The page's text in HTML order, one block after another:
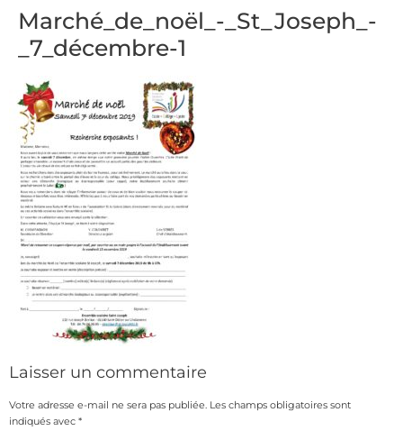
Marché_de_noël_-_St_Joseph_-
_7_décembre-1
Laisser un commentaire
Votre adresse e-mail ne sera pas publiée. Les champs obligatoires sont
indiqués avec *